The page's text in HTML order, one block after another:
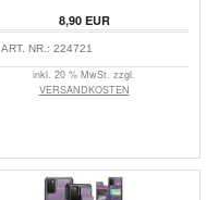
8,90EUR
ART. NR.: 224721
inkl. 20 % MwSt. zzgl.
VERSANDKOSTEN